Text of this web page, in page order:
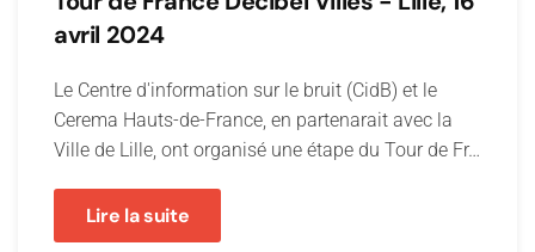
avril 2024
Le Centre d'information sur le bruit (CidB) et le
Cerema Hauts-de-France, en partenarait avec la
Ville de Lille, ont organisé une étape du Tour de Fr…
Lire la suite